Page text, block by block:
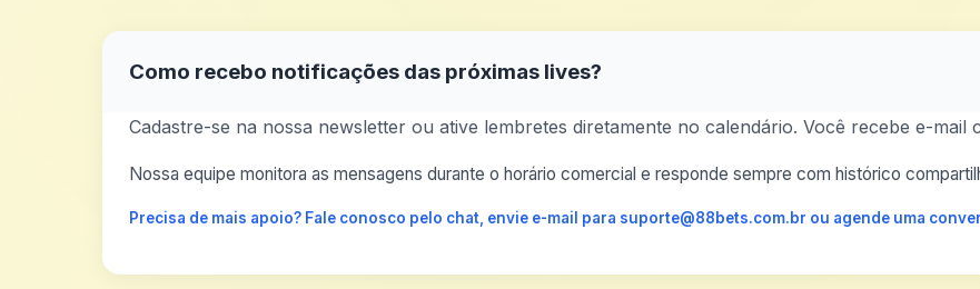
Como recebo notificações das próximas lives?
Cadastre-se na nossa newsletter ou ative lembretes diretamente no calendário. Você recebe e-mail
Nossa equipe monitora as mensagens durante o horário comercial e responde sempre com histórico
Precisa de mais apoio? Fale conosco pelo chat, envie e-mail para suporte@88bets.com.br ou agende uma